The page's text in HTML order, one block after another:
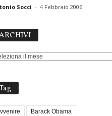
Socci - 4 Febbraio 2006
Barack Obama